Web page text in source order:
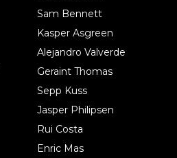
Sam Bennett
Kasper Asgreen
Alejandro Valverde
Geraint Thomas
Sepp Kuss
Jasper Philipsen
Rui Costa
Enric Mas